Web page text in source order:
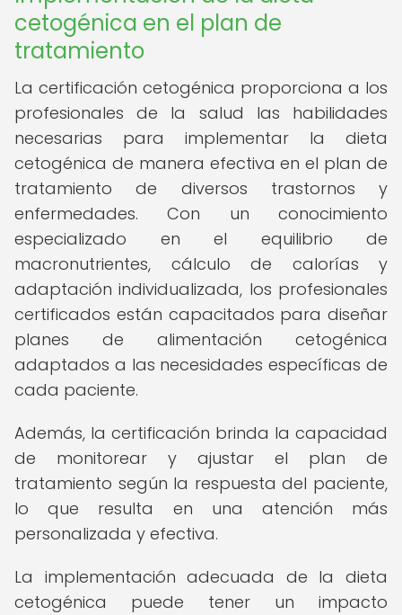
cetogénica en el plan de
tratamiento
La certificación cetogénica proporciona a los
profesionales de la salud las habilidades
necesarias para implementar la dieta
cetogénica de manera efectiva en el plan de
tratamiento de diversos trastornos y
enfermedades. Con un conocimiento
especializado en el equilibrio de
macronutrientes, cálculo de calorías y
adaptación individualizada, los profesionales
certificados están capacitados para diseñar
planes de alimentación cetogénica
adaptados a las necesidades específicas de
cada paciente.
Además, la certificación brinda la capacidad
de monitorear y ajustar el plan de
tratamiento según la respuesta del paciente,
lo que resulta en una atención más
personalizada y efectiva.
La implementación adecuada de la dieta
cetogénica puede tener un impacto